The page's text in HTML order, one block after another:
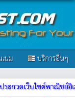
นม บริการอื่นๆ
ะกวดเว็บไซต์พาณิช